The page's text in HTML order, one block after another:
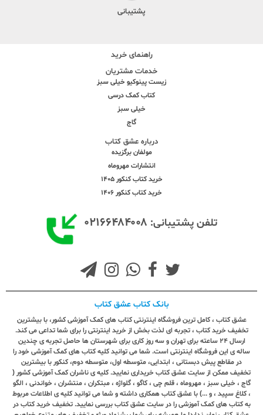
پشتیبانی
راهنمای خرید
خدمات مشتریان
زیست پینوکیو خیلی سبز
کتاب کمک درسی
خیلی سبز
گاج
درباره عشق کتاب
مولفان برگزیده
انتشارات مهروماه
خرید کتاب کنکور 1405
خرید کتاب کنکور 1406
تلفن پشتیبانی: ۰۲۱۶۶۴۸۴۰۰۸
بانک کتاب عشق کتاب
عشق کتاب ، کامل ترین فروشگاه اینترنتی کتاب های کمک آموزشی کشور، با بیشترین
تخفیف خرید کتاب ، تجربه ای لذت بخش از خرید اینترنتی را برای شما تداعی می کند.
ارسال ٢٤ ساعته برای تهران و سه روز کاری برای شهرستان ها حاصل تجربه ی چندین
ساله ی این فروشگاه اینترنتی است. شما می توانید کلیه کتاب های کمک آموزشی خود را
در مقاطع پیش دبستانی ، ابتدایی، متوسطه اول، متوسطه دوم، کنکور با بیشترین
تخفیف ممکن از سایت عشق کتاب خریداری نمایید. کلیه ی ناشران کمک آموزشی کشور (
گاج ، خیلی سبز ، مهروماه ، قلم چی ، کاگو ، گلواژه ، مبتکران ، منتشران ، خواندنی ، الگو
، کلاغ سپید ، و ...) با عشق کتاب همکاری داشته و شما می توانید کلیه ی اطلاعات مربوط
به کتاب های کمک آموزشی را در سایت عشق کتاب بررسی نمایید. تخفیف خرید کتاب در